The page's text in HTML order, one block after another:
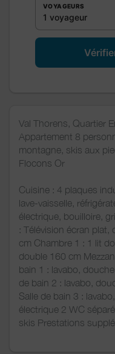
VOYAGEURS
1 voyageur
Val Thorens, Quartier
Appartement 8
montagne, skis aux
Flocons Or
Cuisine : 4 plaques
lave-vaisselle,
électrique, bouilloire,
: Télévision écran plat,
cm Chambre 1 : 1 lit
double 160 cm
bain 1 : lavabo,
de bain 2 : lavabo,
Salle de bain 3 :
électrique 2 WC
skis Prestations